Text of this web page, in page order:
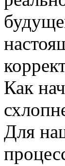
Как
Для